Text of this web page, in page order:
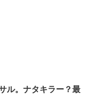
ル。ナタキラー？最